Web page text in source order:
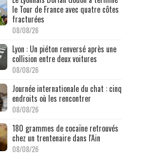
le Tour de France avec quatre côtes
fracturées
08/08/26
Lyon : Un piéton renversé après une
collision entre deux voitures
08/08/26
Journée internationale du chat : cinq
endroits où les rencontrer
08/08/26
180 grammes de cocaïne retrouvés
chez un trentenaire dans l'Ain
08/08/26